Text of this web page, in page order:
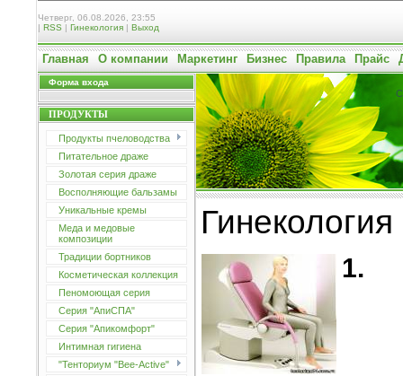
Четверг, 06.08.2026, 23:55
| RSS | Гинекология | Выход
Главная О компании Маркетинг Бизнес Правила Прайс
Форма входа
ПРОДУКТЫ
Продукты пчеловодства
Питательное драже
Золотая серия драже
Восполняющие бальзамы
Уникальные кремы
Меда и медовые
композиции
Традиции бортников
Косметическая коллекция
Пеномоющая серия
Серия "АпиСПА"
Серия "Апикомфорт"
Интимная гигиена
"Тенториум "Bee-Active"
Гинекология
1.